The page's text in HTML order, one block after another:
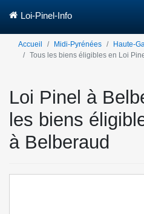
Loi-Pinel-Info
Accueil Midi-Pyrénées Haute-
Tous les biens éligibles en Loi
Loi Pinel à
les biens
à Belberaud